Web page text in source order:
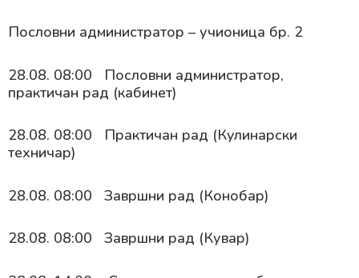
Пословни администратор – учионица бр. 2
28.08. 08:00 Пословни администратор,
практичан рад (кабинет)
28.08. 08:00 Практичан рад (Кулинарски
техничар)
28.08. 08:00 Завршни рад (Конобар)
28.08. 08:00 Завршни рад (Кувар)